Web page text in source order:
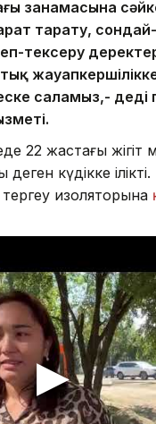
заңнамасына
тарату,
тексеру
саламыз,- деді
22 жастағы жігіт
күдікке ілікті.
изоляторына